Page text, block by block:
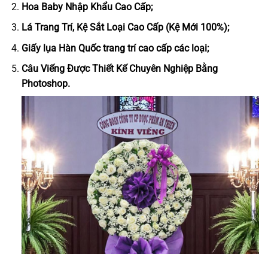
Hoa Baby Nhập Khẩu Cao Cấp;
Lá Trang Trí, Kệ Sắt Loại Cao Cấp (Kệ Mới 100%);
Giấy lụa Hàn Quốc trang trí cao cấp các loại;
Câu Viếng Được Thiết Kế Chuyên Nghiệp Bằng
Photoshop.